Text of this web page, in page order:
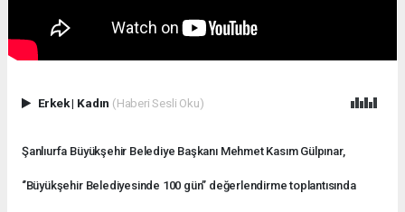
Erkek| Kadın (Haberi Sesli Oku)
Şanlıurfa Büyükşehir Belediye Başkanı Mehmet Kasım Gülpınar,
‘’Büyükşehir Belediyesinde 100 gün’’ değerlendirme toplantısında